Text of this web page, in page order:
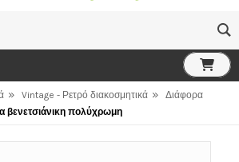
» Vintage - Ρετρό διακοσμητικά »
Διάφορα
βενετσιάνικη πολύχρωμη